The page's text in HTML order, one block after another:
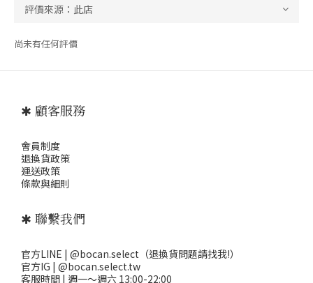
尚未有任何評價
✱ 顧客服務
會員制度
退換貨政策
運送政策
條款與細則
✱ 聯繫我們
官方LINE | @bocan.select（退換貨問題請找我!）
官方IG | @bocan.select.tw
客服時間 | 週一～週六 13:00-22:00